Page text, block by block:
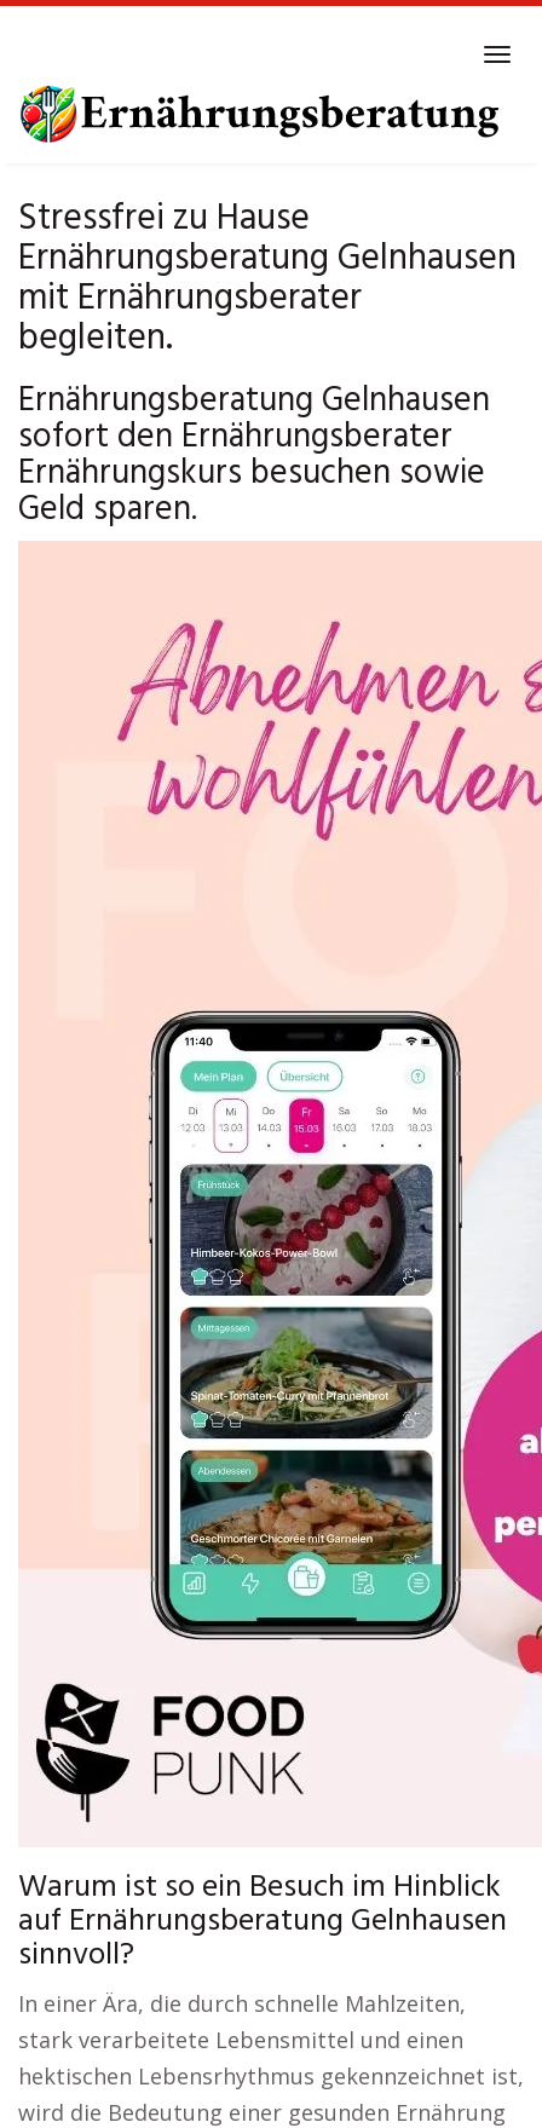
main
content
Stressfrei zu Hause
Ernährungsberatung Gelnhausen
mit Ernährungsberater
begleiten.
Ernährungsberatung Gelnhausen
sofort den Ernährungsberater
Ernährungskurs besuchen sowie
Geld sparen.
Warum ist so ein Besuch im Hinblick
auf Ernährungsberatung Gelnhausen
sinnvoll?
In einer Ära, die durch schnelle Mahlzeiten,
stark verarbeitete Lebensmittel und einen
hektischen Lebensrhythmus gekennzeichnet ist,
wird die Bedeutung einer gesunden Ernährung